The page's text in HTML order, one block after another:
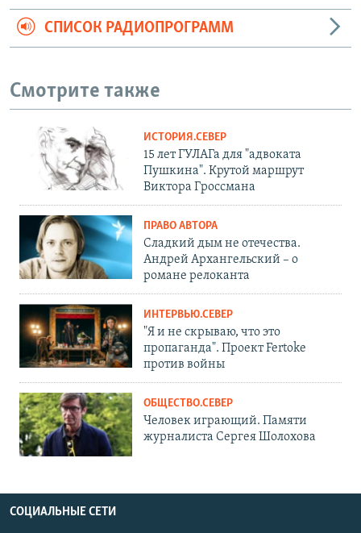
СПИСОК РАДИОПРОГРАММ
Смотрите также
ИСТОРИЯ.СЕВЕР
15 лет ГУЛАГа для "адвоката
Пушкина". Крутой маршрут
Виктора Гроссмана
ПРАВО АВТОРА
Сладкий дым не отечества.
Андрей Архангельский – о
романе релоканта
ИНТЕРВЬЮ.СЕВЕР
"Я и не скрываю, что это
пропаганда". Проект Fertoke
против войны
ОБЩЕСТВО.СЕВЕР
Человек играющий. Памяти
журналиста Сергея Шолохова
СОЦИАЛЬНЫЕ СЕТИ